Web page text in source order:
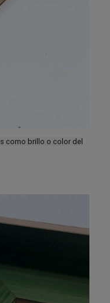
como brillo o color del